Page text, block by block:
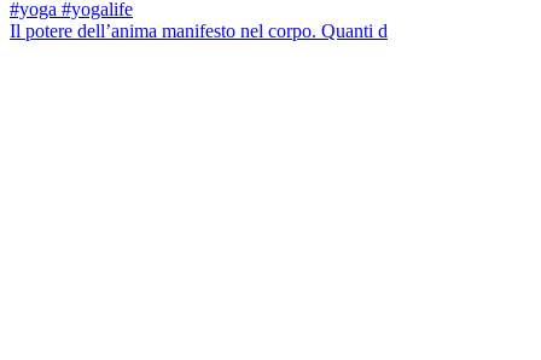
Il potere dell’anima manifesto nel corpo. Quanti d